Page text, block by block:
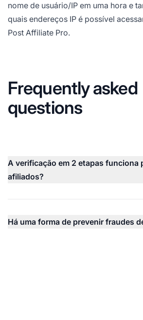
nome de usuário/IP em uma hora e
quais endereços IP é possível
Post Affiliate Pro.
Frequently asked
questions
A verificação em 2 etapas funciona
afiliados?
Há uma forma de prevenir fraudes